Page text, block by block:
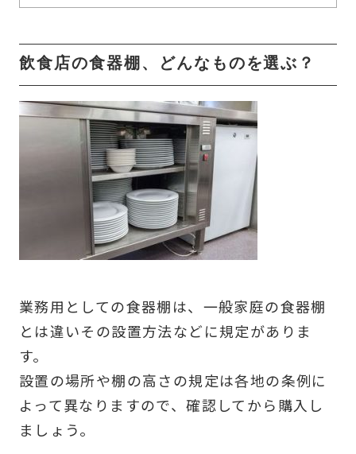
飲食店の食器棚、どんなものを選ぶ？
業務用としての食器棚は、一般家庭の食器棚
とは違いその設置方法などに規定がありま
す。
設置の場所や棚の高さの規定は各地の条例に
よって異なりますので、確認してから購入し
ましょう。